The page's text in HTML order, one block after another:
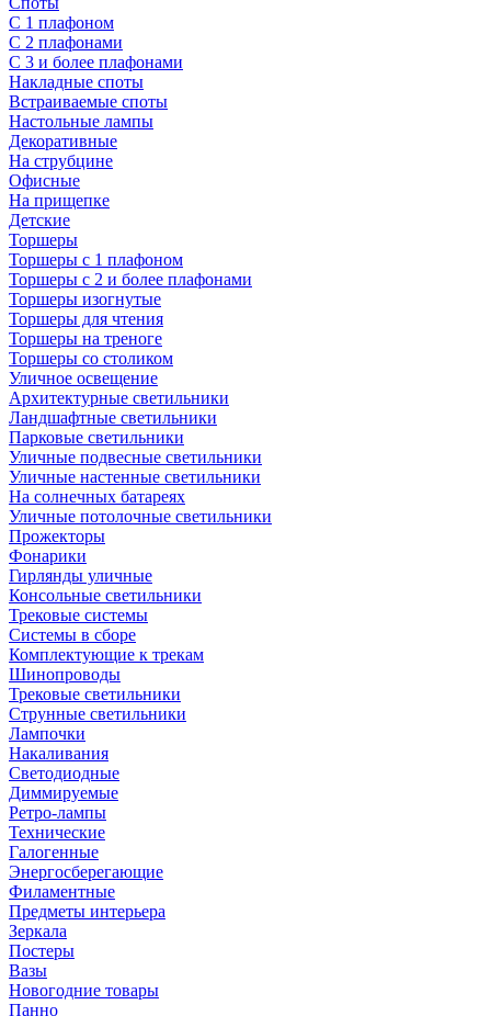
С 1 плафоном
С 2 плафонами
С 3 и более плафонами
Накладные споты
Встраиваемые споты
Настольные лампы
Декоративные
На струбцине
Офисные
На прищепке
Детские
Торшеры
Торшеры с 1 плафоном
Торшеры с 2 и более плафонами
Торшеры изогнутые
Торшеры для чтения
Торшеры на треноге
Торшеры со столиком
Уличное освещение
Архитектурные светильники
Ландшафтные светильники
Парковые светильники
Уличные подвесные светильники
Уличные настенные светильники
На солнечных батареях
Уличные потолочные светильники
Прожекторы
Фонарики
Гирлянды уличные
Консольные светильники
Трековые системы
Системы в сборе
Комплектующие к трекам
Шинопроводы
Трековые светильники
Струнные светильники
Лампочки
Накаливания
Светодиодные
Диммируемые
Ретро-лампы
Технические
Галогенные
Энергосберегающие
Филаментные
Предметы интерьера
Зеркала
Постеры
Вазы
Новогодние товары
Панно